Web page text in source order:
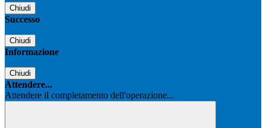
Chiudi
Successo
Chiudi
Informazione
Chiudi
Attendere...
Attendere il completamento dell'operazione...